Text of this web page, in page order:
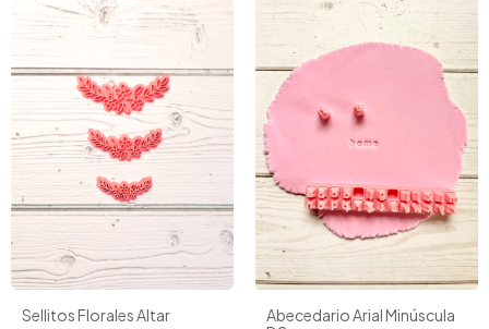
Sellitos Florales Altar
Abecedario Arial Minúscula